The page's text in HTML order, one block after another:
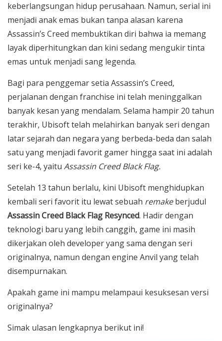
keberlangsungan hidup perusahaan. Namun, serial ini
menjadi anak emas bukan tanpa alasan karena
Assassin’s Creed membuktikan diri bahwa ia memang
layak diperhitungkan dan kini sedang mengukir tinta
emas untuk menjadi sang legenda.
Bagi para penggemar setia Assassin’s Creed,
perjalanan dengan franchise ini telah meninggalkan
banyak kesan yang mendalam. Selama hampir 20 tahun
terakhir, Ubisoft telah melahirkan banyak seri dengan
latar sejarah dan negara yang berbeda-beda dan salah
satu yang menjadi favorit gamer hingga saat ini adalah
seri ke-4, yaitu Assassin Creed Black Flag.
Setelah 13 tahun berlalu, kini Ubisoft menghidupkan
kembali seri favorit itu lewat sebuah remakeberjudul
Assassin Creed Black Flag Resynced. Hadir dengan
teknologi baru yang lebih canggih, game ini masih
dikerjakan oleh developer yang sama dengan seri
originalnya, namun dengan engine Anvil yang telah
disempurnakan.
Apakah game ini mampu melampaui kesuksesan versi
originalnya?
Simak ulasan lengkapnya berikut ini!